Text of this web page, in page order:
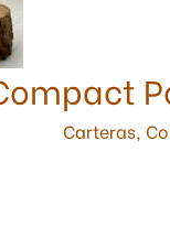
Carteras,